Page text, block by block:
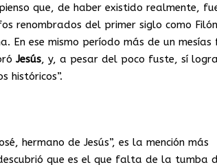
que, de haber existido realmente,
renombrados del primer siglo como
En ese mismo período más de un mesías
Jesús, y, a pesar del poco fuste, sí
históricos”.
hermano de Jesús”, es la mención más
que es el que falta de la tumba